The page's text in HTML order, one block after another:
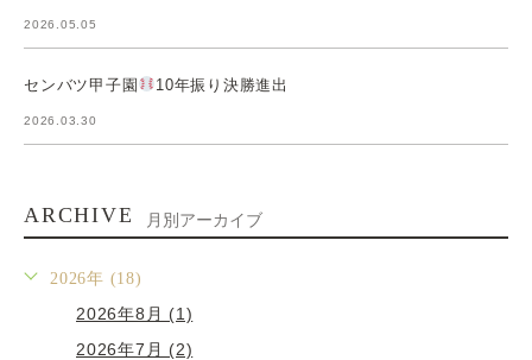
2026.05.05
センバツ甲子園 10年振り決勝進出
2026.03.30
ARCHIVE 月別アーカイブ
2026年 (18)
2026年8月 (1)
2026年7月 (2)